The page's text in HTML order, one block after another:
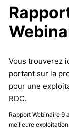
Vous trouverez
portant sur la
pour une
RDC.
Rapport Webinaire 9
meilleure